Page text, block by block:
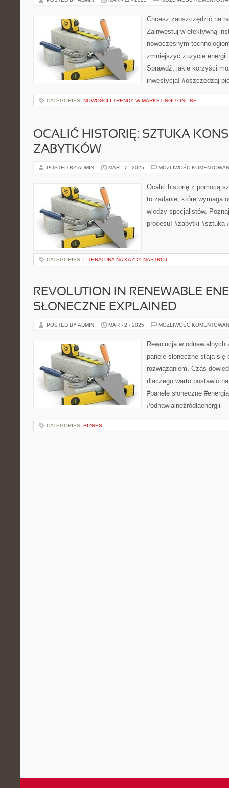
Chcesz zaoszczędzić na
Zainwestuj w efektywną
nowoczesnym
zmniejszyć zużycie
Sprawdź, jakie korzyści
inwestycja! #oszczędzaj
CATEGORIES: NOWOŚCI I TRENDY W MARKETINGU ONLINE
OCALIĆ HISTORIĘ: SZTUKA
ZABYTKÓW
POSTED BY ADMIN MAR - 7 - 2025 MOŻLIWOŚĆ
Ocalić historię z pomocą
to zadanie, które wymaga
wiedzy specjalistów.
procesu! #zabytki #sztuka
CATEGORIES: LITERATURA NA KAŻDY NASTRÓJ
REVOLUTION IN RENEWABLE
SŁONECZNE EXPLAINED
POSTED BY ADMIN MAR - 2 - 2025 MOŻLIWOŚĆ
Rewolucja w odnawialnych
panele słoneczne stają
rozwiązaniem. Czas
dlaczego warto postawić
#panele słoneczne
#odnawialneźródłaenergii
CATEGORIES: BIZNES